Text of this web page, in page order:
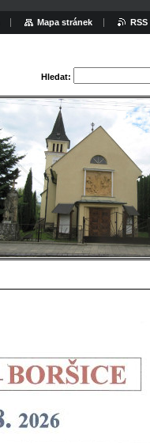
Hledat:
Mapa stránek RSS